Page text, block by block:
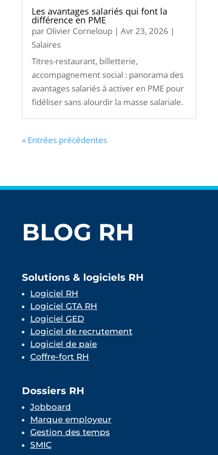
Les avantages salariés qui font la
différence en PME
par Olivier Corneloup| Avr 23, 2026 |
Salaires
Titres-restaurant, billetterie,
accompagnement social : panorama des
avantages salariés à activer en PME pour
fidéliser sans alourdir la masse salariale.
« Entrées précédentes
BLOG RH
Solutions & logiciels RH
Logiciel RH
Logiciel GTA RH
Logiciel GED
Logiciel de recrutement
Logiciel de paie
Coffre-fort RH
Dossiers RH
Jobboard
Marque employeur
Gestion des temps
SMIC